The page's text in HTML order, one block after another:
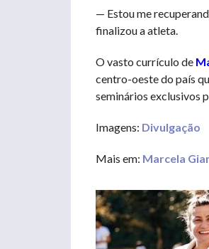
— Estou me
finalizou a atleta.
O vasto currículo de
centro-oeste do país
seminários exclusivos
Imagens: Divulgação
Mais em: Marcela